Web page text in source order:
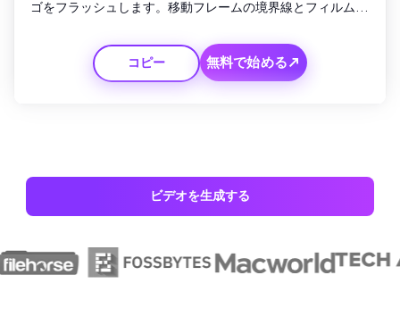
ゴをフラッシュします。移動フレームの境界線とフィルムの
ョンと、筆記文字で「ご覧いただきありがとうございます」
と書かれたエンディングスライドでアウトロを終えます。
コピー 無料で始める↗
ビデオを生成する